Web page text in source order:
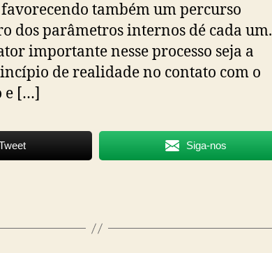
também um percurso
dos parâmetros internos dé cada um.
importante nesse processo seja a
de realidade no contato com o
e […]
Siga-nos